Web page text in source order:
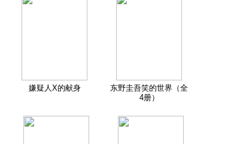
嫌疑人X的献身
东野圭吾笑的世界（全
4册）